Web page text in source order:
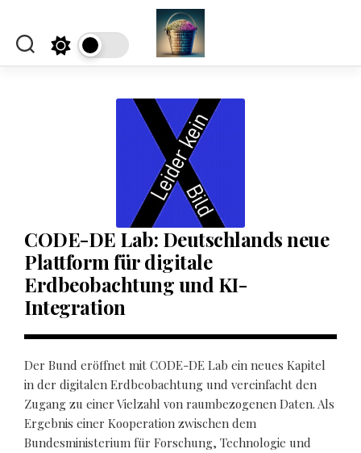
content
CODE-DE Lab: Deutschlands neue
Plattform für digitale
Erdbeobachtung und KI-
Integration
Der Bund eröffnet mit CODE-DE Lab ein neues Kapitel
in der digitalen Erdbeobachtung und vereinfacht den
Zugang zu einer Vielzahl von raumbezogenen Daten. Als
Ergebnis einer Kooperation zwischen dem
Bundesministerium für Forschung, Technologie und